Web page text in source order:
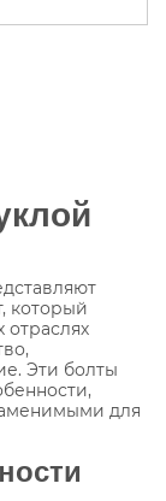
который
Эти болты
для